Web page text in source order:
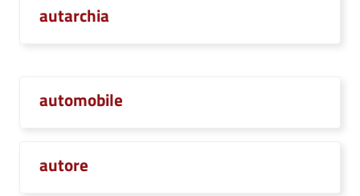
autarchia
automobile
autore